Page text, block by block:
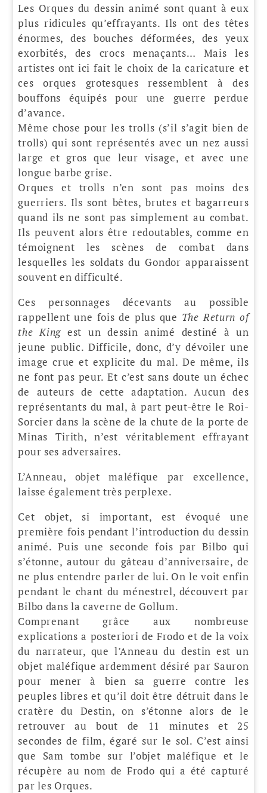
Les Orques du dessin animé sont quant à eux
plus ridicules qu’effrayants. Ils ont des têtes
énormes, des bouches déformées, des yeux
exorbités, des crocs menaçants… Mais les
artistes ont ici fait le choix de la caricature et
ces orques grotesques ressemblent à des
bouffons équipés pour une guerre perdue
d’avance.
Même chose pour les trolls (s’il s’agit bien de
trolls) qui sont représentés avec un nez aussi
large et gros que leur visage, et avec une
longue barbe grise.
Orques et trolls n’en sont pas moins des
guerriers. Ils sont bêtes, brutes et bagarreurs
quand ils ne sont pas simplement au combat.
Ils peuvent alors être redoutables, comme en
témoignent les scènes de combat dans
lesquelles les soldats du Gondor apparaissent
souvent en difficulté.
Ces personnages décevants au possible
rappellent une fois de plus que The Return of
the King est un dessin animé destiné à un
jeune public. Difficile, donc, d’y dévoiler une
image crue et explicite du mal. De même, ils
ne font pas peur. Et c’est sans doute un échec
de auteurs de cette adaptation. Aucun des
représentants du mal, à part peut-être le Roi-
Sorcier dans la scène de la chute de la porte de
Minas Tirith, n’est véritablement effrayant
pour ses adversaires.
L’Anneau, objet maléfique par excellence,
laisse également très perplexe.
Cet objet, si important, est évoqué une
première fois pendant l’introduction du dessin
animé. Puis une seconde fois par Bilbo qui
s’étonne, autour du gâteau d’anniversaire, de
ne plus entendre parler de lui. On le voit enfin
pendant le chant du ménestrel, découvert par
Bilbo dans la caverne de Gollum.
Comprenant grâce aux nombreuse
explications a posteriori de Frodo et de la voix
du narrateur, que l’Anneau du destin est un
objet maléfique ardemment désiré par Sauron
pour mener à bien sa guerre contre les
peuples libres et qu’il doit être détruit dans le
cratère du Destin, on s’étonne alors de le
retrouver au bout de 11 minutes et 25
secondes de film, égaré sur le sol. C’est ainsi
que Sam tombe sur l’objet maléfique et le
récupère au nom de Frodo qui a été capturé
par les Orques.